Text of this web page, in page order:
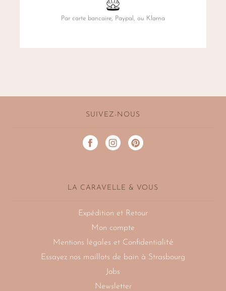
Par carte bancaire, Paypal, ou Klarna
SUIVEZ-NOUS
LA CARAVELLE & VOUS
Expédition et Retour
Mon compte
Mentions légales et Confidentialité
Essayez nos maillots de bain à Strasbourg
Jobs
Newsletter